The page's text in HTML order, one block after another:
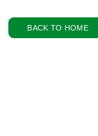
BACK TO HOME